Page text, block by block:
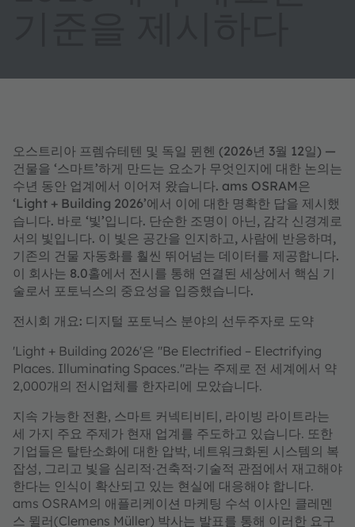
오스트리아 프렘슈테텐 및 독일 뮌헨 (2026년 3월 12일) —
건물을 ‘스마트’하게 만드는 요소가 무엇인지에 대한 논의는
수년 동안 업계에서 이어져 왔습니다. ams OSRAM은
‘Light + Building 2026’에서 이에 대한 명확한 답을 제시했
습니다. 바로 ‘빛’입니다. 단순한 조명이 아닌, 감각 신경계로
서의 빛입니다. 이 빛은 공간을 인지하고, 사람에 반응하며,
기존의 건물 자동화를 훨씬 뛰어넘는 데이터를 제공합니다.
이 회사는 8.0홀에서 전시를 통해 연결된 세상에서 핵심 기
술로서 포토닉스의 중요성을 입증했습니다.
전시회 개요: 디지털 포토닉스 분야의 선두주자로 도약
'Light + Building 2026'은 "Be Electrified – Electrifying
Places. Illuminating Spaces."라는 주제로 전 세계에서 약
2,000개의 전시업체를 한자리에 모았습니다.
지속 가능한 전환, 스마트 커넥티비티, 라이빙 라이트라는
세 가지 주요 주제가 현재 업계를 주도하고 있습니다. 또한
기업들은 탈탄소화에 대한 압박, 네트워크화된 시스템의 복
잡성, 그리고 빛을 심리적·건축적·기술적 관점에서 재고해야
한다는 인식이 확산되고 있는 현실에 대응해야 합니다.
ams OSRAM의 애플리케이션 마케팅 수석 이사인 클레멘
스 뮐러(Clemens Müller) 박사는 발표를 통해 이러한 요구